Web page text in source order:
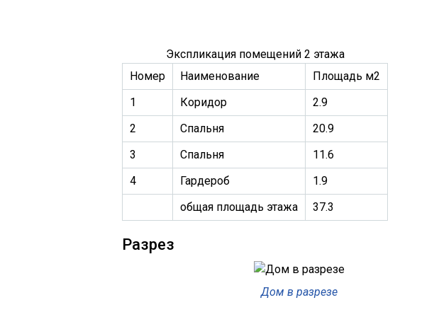
Экспликация помещений 2 этажа
Номер
Наименование
Площадь м2
1
Коридор
2.9
2
Спальня
20.9
3
Спальня
11.6
4
Гардероб
1.9
общая площадь этажа
37.3
Разрез
Дом в разрезе